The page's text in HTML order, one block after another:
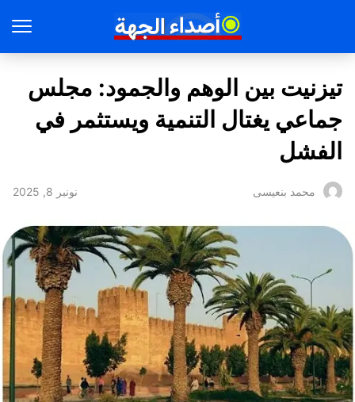
تيزنيت بين الوهم والجمود: مجلس
جماعي يغتال التنمية ويستثمر في
الفشل
محمد بنعيسى نونبر 8, 2025